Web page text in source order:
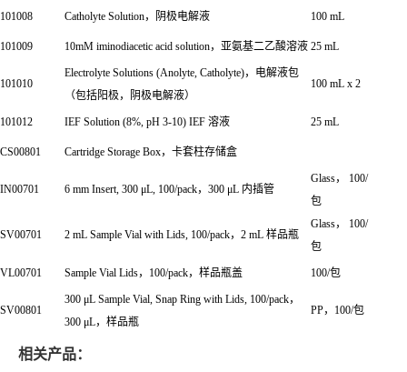
101008 Catholyte Solution，阴极电解液 100 mL
101009 10mM iminodiacetic acid solution，亚氨基二乙酸溶液 25 mL
101010
Electrolyte Solutions (Anolyte, Catholyte)，电解液包
（包括阳极，阴极电解液）
100 mL x 2
101012 IEF Solution (8%, pH 3-10) IEF 溶液 25 mL
CS00801 Cartridge Storage Box，卡套柱存储盒
IN00701 6 mm Insert, 300 μL, 100/pack，300 μL 内插管
Glass， 100/
包
SV00701 2 mL Sample Vial with Lids, 100/pack，2 mL 样品瓶
Glass， 100/
包
VL00701 Sample Vial Lids，100/pack，样品瓶盖 100/包
SV00801
300 μL Sample Vial, Snap Ring with Lids, 100/pack，
300 μL，样品瓶
PP，100/包
相关产品：